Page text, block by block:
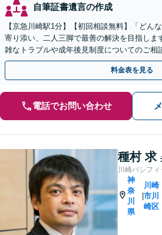
自筆証書遺言の作成
【京急川崎駅1分】【初回相談無料】「どん
寄り添い、二人三脚で最善の解決を目指しま
雑なトラブルや成年後見制度についてのご相
一人で抱え込まず、まずはお話をお聞かせく
料金表を見る
電話でお問い合わせ
種村 求
川崎パシフ
神
奈
川
県
|
川崎
市川
崎区